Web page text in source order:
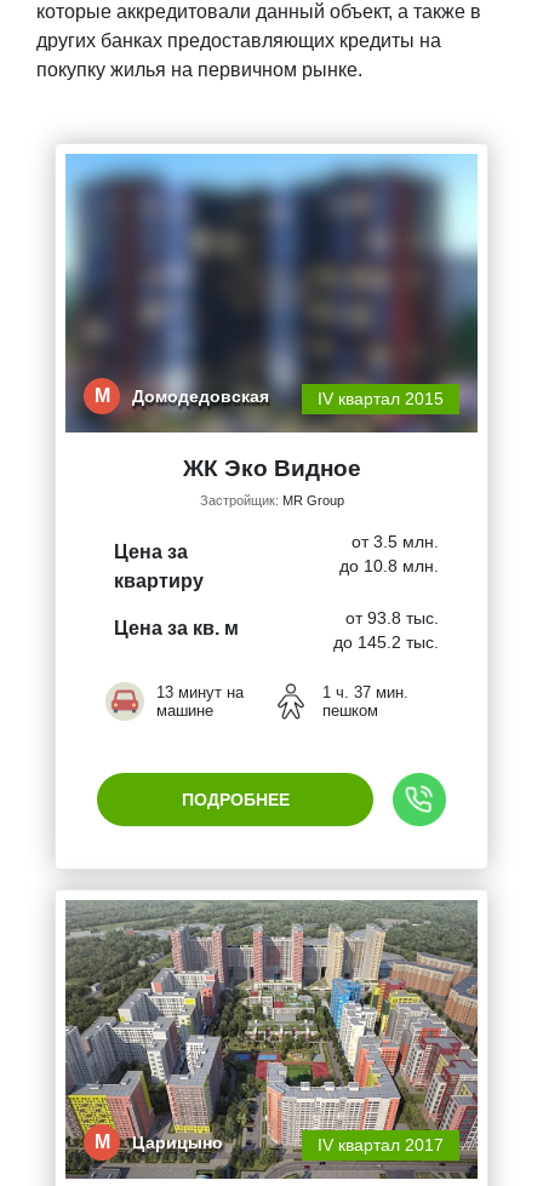
которые аккредитовали данный объект, а также в
других банках предоставляющих кредиты на
покупку жилья на первичном рынке.
М Домодедовская IV квартал 2015
ЖК Эко Видное
Застройщик: MR Group
Цена за
квартиру
от 3.5 млн.
до 10.8 млн.
Цена за кв. м
от 93.8 тыс.
до 145.2 тыс.
13 минут на
машине
1 ч. 37 мин.
пешком
ПОДРОБНЕЕ
М Царицыно IV квартал 2017